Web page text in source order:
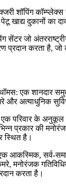
शॉपिंग
खाद्य दुकानों का
सेंटर जो
प्रदान करता है,
एक शानदार
और अत्याधुनिक
परिवार के अनुकूल
प्रकार की
स्थित है।
एक आकस्मिक, सर्व-
मनोरंजक
करता है।